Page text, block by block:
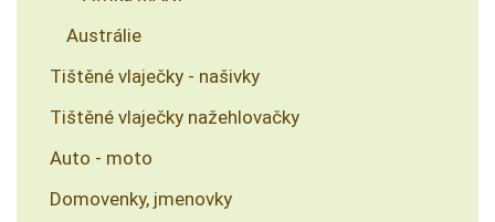
Austrálie
Tištěné vlaječky - našivky
Tištěné vlaječky nažehlovačky
Auto - moto
Domovenky, jmenovky